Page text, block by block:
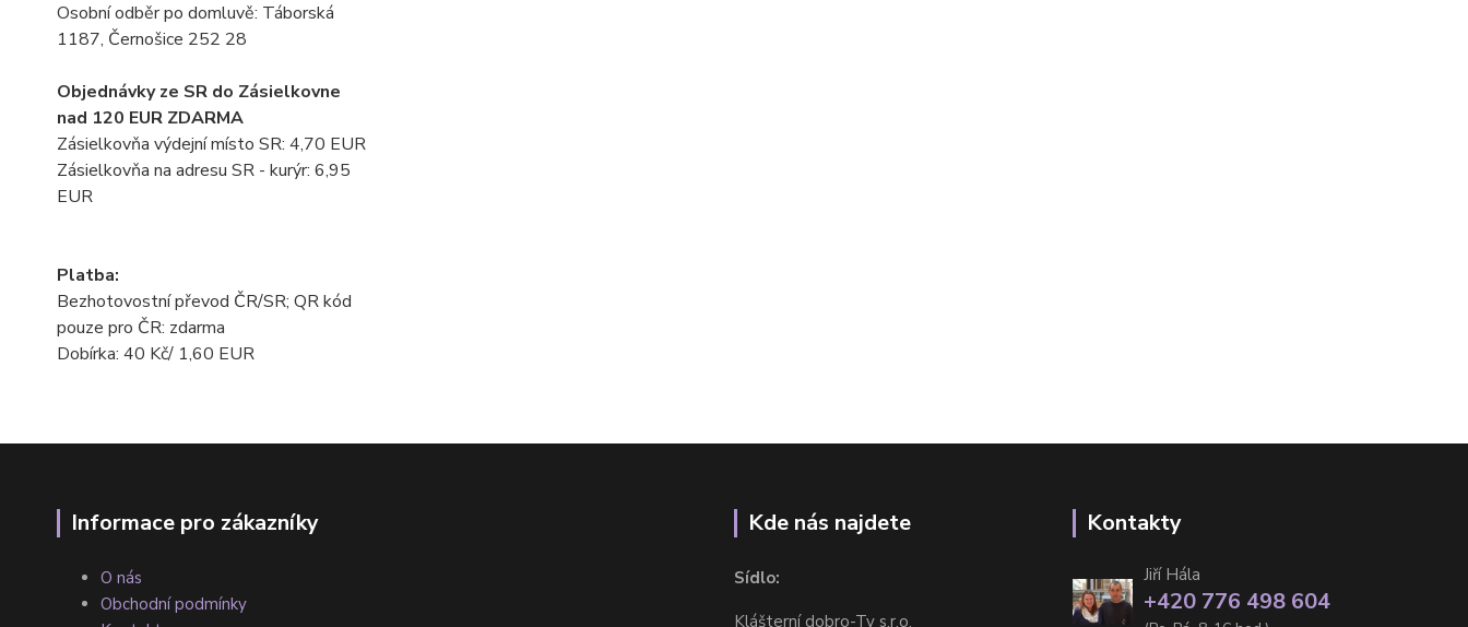
Osobní odběr po domluvě: Táborská
1187, Černošice 252 28
Objednávky ze SR do Zásielkovne
nad 120 EUR ZDARMA
Zásielkovňa výdejní místo SR: 4,70 EUR
Zásielkovňa na adresu SR - kurýr: 6,95
EUR
Platba:
Bezhotovostní převod ČR/SR; QR kód
pouze pro ČR: zdarma
Dobírka: 40 Kč/ 1,60 EUR
Informace pro zákazníky
O nás
Obchodní podmínky
Kde nás najdete
Sídlo:
Klášterní dobro-Ty s.r.o.
Kontakty
Jiří Hála
+420 776 498 604